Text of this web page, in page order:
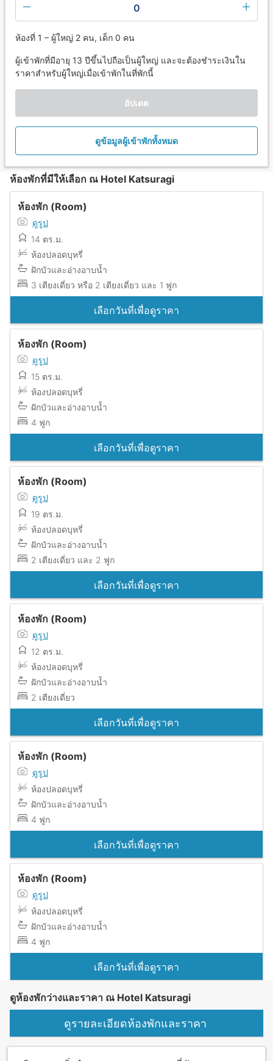
0
ห้องที่ 1 – ผู้ใหญ่ 2 คน, เด็ก 0 คน
ผู้เข้าพักที่มีอายุ 13 ปีขึ้นไปถือเป็นผู้ใหญ่ และจะต้องชำระเงินใน
ราคาสำหรับผู้ใหญ่เมื่อเข้าพักในที่พักนี้
อัปเดต
ดูข้อมูลผู้เข้าพักทั้งหมด
ห้องพักที่มีให้เลือก ณ Hotel Katsuragi
ห้องพัก (Room)
ดูรูป
14 ตร.ม.
ห้องปลอดบุหรี่
ฝักบัวและอ่างอาบน้ำ
3 เตียงเดี่ยว หรือ 2 เตียงเดี่ยว และ 1 ฟูก
เลือกวันที่เพื่อดูราคา
ห้องพัก (Room)
ดูรูป
15 ตร.ม.
ห้องปลอดบุหรี่
ฝักบัวและอ่างอาบน้ำ
4 ฟูก
เลือกวันที่เพื่อดูราคา
ห้องพัก (Room)
ดูรูป
19 ตร.ม.
ห้องปลอดบุหรี่
ฝักบัวและอ่างอาบน้ำ
2 เตียงเดี่ยว และ 2 ฟูก
เลือกวันที่เพื่อดูราคา
ห้องพัก (Room)
ดูรูป
12 ตร.ม.
ห้องปลอดบุหรี่
ฝักบัวและอ่างอาบน้ำ
2 เตียงเดี่ยว
เลือกวันที่เพื่อดูราคา
ห้องพัก (Room)
ดูรูป
ห้องปลอดบุหรี่
ฝักบัวและอ่างอาบน้ำ
4 ฟูก
เลือกวันที่เพื่อดูราคา
ห้องพัก (Room)
ดูรูป
ห้องปลอดบุหรี่
ฝักบัวและอ่างอาบน้ำ
4 ฟูก
เลือกวันที่เพื่อดูราคา
ดูห้องพักว่างและราคา ณ Hotel Katsuragi
ดูรายละเอียดห้องพักและราคา